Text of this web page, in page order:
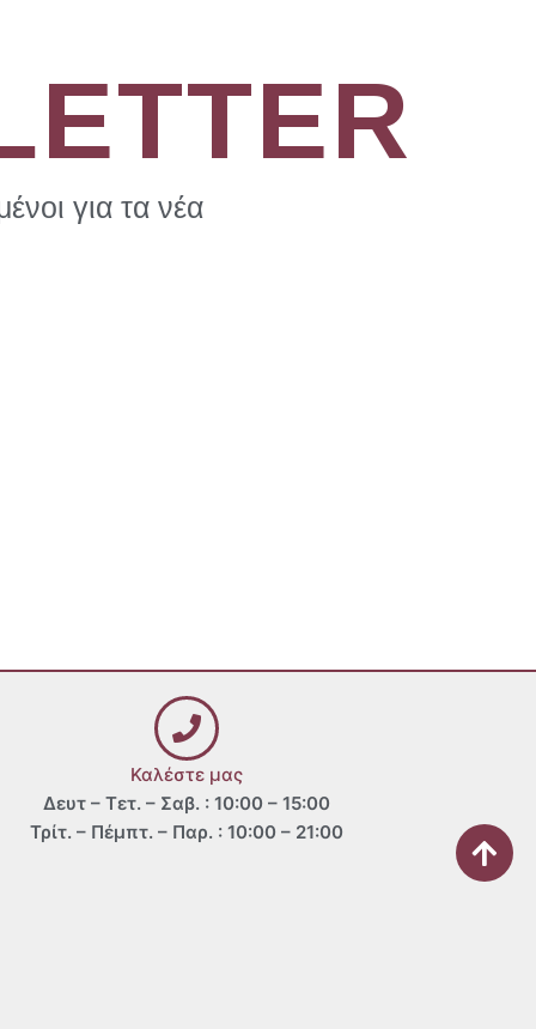
για τα νέα
Καλέστε μας
Δευτ – Τετ. – Σαβ. : 10:00 – 15:00
Τρίτ. – Πέμπτ. – Παρ. : 10:00 – 21:00